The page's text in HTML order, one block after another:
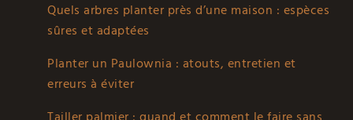
Quels arbres planter près d’une maison : espèces
sûres et adaptées
Planter un Paulownia : atouts, entretien et
erreurs à éviter
Tailler palmier : quand et comment le faire sans